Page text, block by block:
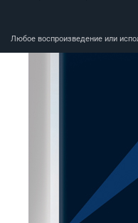
Любое воспроизведение или